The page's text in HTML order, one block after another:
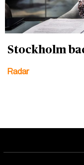
Stockholm
Radar